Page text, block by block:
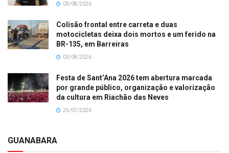
03/08/2026
Colisão frontal entre carreta e duas
motocicletas deixa dois mortos e um ferido na
BR-135, em Barreiras
03/08/2026
Festa de Sant’Ana 2026 tem abertura marcada
por grande público, organização e valorização
da cultura em Riachão das Neves
25/07/2026
GUANABARA